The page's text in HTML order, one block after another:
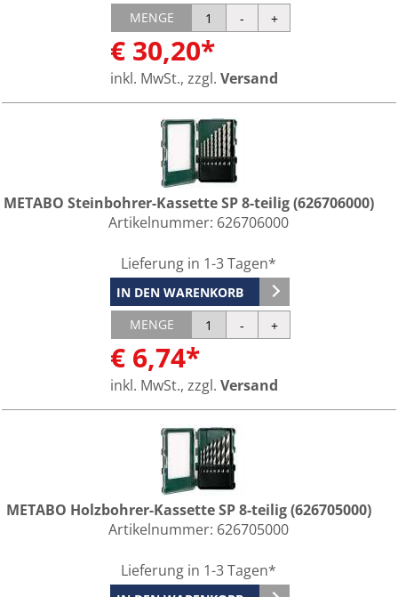
MENGE
€ 30,20*
inkl. MwSt., zzgl. Versand
METABO Steinbohrer-Kassette SP 8-teilig (626706000)
Artikelnummer: 626706000
Lieferung in 1-3 Tagen*
IN DEN WARENKORB
MENGE
€ 6,74*
inkl. MwSt., zzgl. Versand
METABO Holzbohrer-Kassette SP 8-teilig (626705000)
Artikelnummer: 626705000
Lieferung in 1-3 Tagen*